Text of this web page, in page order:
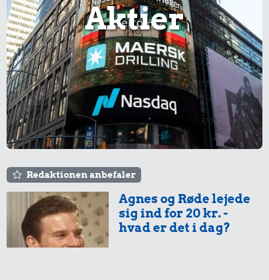
Aktier
Redaktionen anbefaler
Agnes og Røde lejede
sig ind for 20 kr. -
hvad er det i dag?